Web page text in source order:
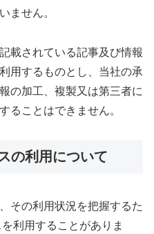
ません。
載されている記事及び情報
用するものとし、当社の承
の加工、複製又は第三者に
ることはできません。
の利用について
その利用状況を把握するた
利用することがありま